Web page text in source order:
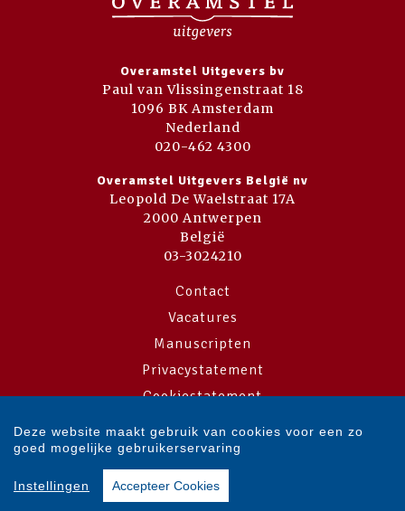
Overamstel Uitgevers bv
Paul van Vlissingenstraat 18
1096 BK Amsterdam
Nederland
020-462 4300
Overamstel Uitgevers België nv
Leopold De Waelstraat 17A
2000 Antwerpen
België
03-3024210
Contact
Vacatures
Manuscripten
Privacystatement
Cookiestatement
Cookie-instellingen
Copyright © 2007-2026 Overamstel Uitgevers - Alle rechten voorbehouden
- Ontwerp door
Deze website maakt gebruik van cookies voor een zo
goed mogelijke gebruikerservaring
Instellingen Accepteer Cookies